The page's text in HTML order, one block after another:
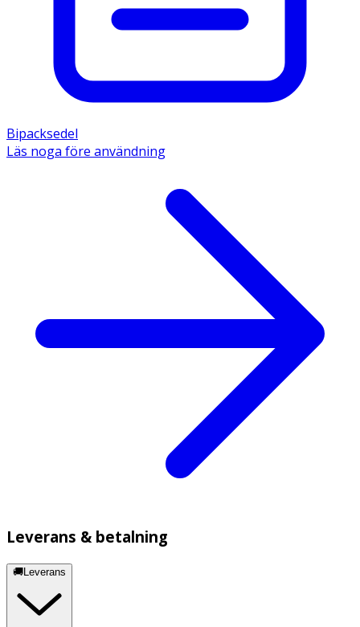
Bipacksedel
Läs noga före användning
Leverans & betalning
🚚Leverans